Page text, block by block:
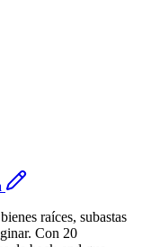
raíces, subastas
Con 20